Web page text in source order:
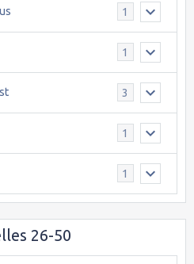
1
1
3
1
1
26-50